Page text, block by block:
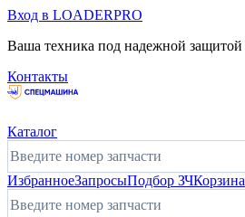
Вход в LOADERPRO
Ваша техника под надежной защитой
Контакты
Каталог
ИзбранноеЗапросыПодбор ЗЧКорзина